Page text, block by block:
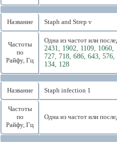
Название Staph and Strep v
Частоты
по
Райфу, Гц
Одна из частот или
2431, 1902, 1109,
727, 718, 686, 643,
134, 128
Название Staph infection 1
Частоты
по
Райфу, Гц
Одна из частот или